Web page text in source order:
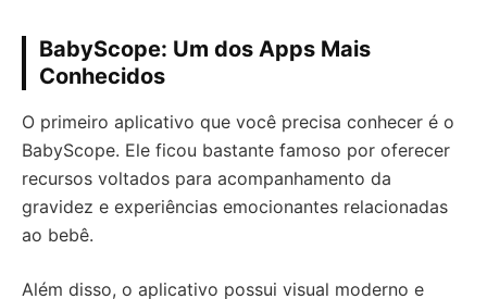
BabyScope: Um dos Apps Mais
Conhecidos
O primeiro aplicativo que você precisa conhecer é o
BabyScope. Ele ficou bastante famoso por oferecer
recursos voltados para acompanhamento da
gravidez e experiências emocionantes relacionadas
ao bebê.
Além disso, o aplicativo possui visual moderno e